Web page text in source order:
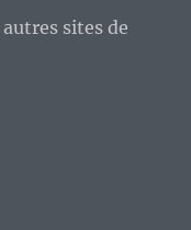
sites de